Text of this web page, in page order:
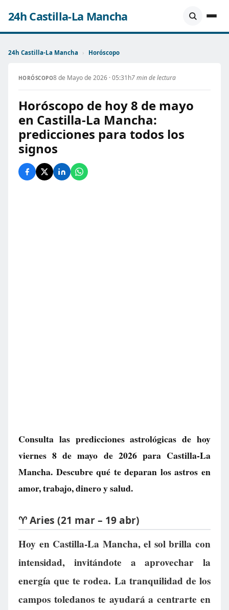
24h Castilla-La Mancha
24h Castilla-La Mancha › Horóscopo
HORÓSCOPO8 de Mayo de 2026 · 05:31h7 min de lectura
Horóscopo de hoy 8 de mayo
en Castilla-La Mancha:
predicciones para todos los
signos
Consulta las predicciones astrológicas de hoy
viernes 8 de mayo de 2026 para Castilla-La
Mancha. Descubre qué te deparan los astros en
amor, trabajo, dinero y salud.
♈ Aries (21 mar – 19 abr)
Hoy en Castilla-La Mancha, el sol brilla con
intensidad, invitándote a aprovechar la
energía que te rodea. La tranquilidad de los
campos toledanos te ayudará a centrarte en